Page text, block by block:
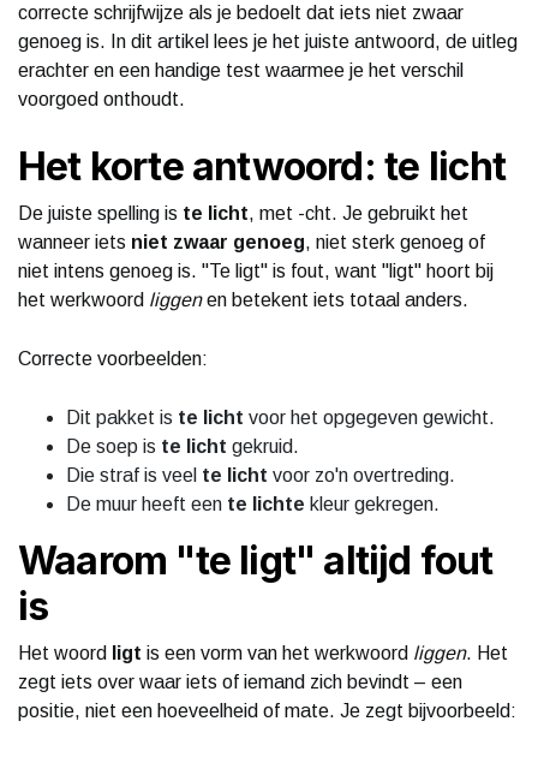
correcte schrijfwijze als je bedoelt dat iets niet zwaar
genoeg is. In dit artikel lees je het juiste antwoord, de uitleg
erachter en een handige test waarmee je het verschil
voorgoed onthoudt.
Het korte antwoord: te licht
De juiste spelling is te licht, met -cht. Je gebruikt het
wanneer iets niet zwaar genoeg, niet sterk genoeg of
niet intens genoeg is. "Te ligt" is fout, want "ligt" hoort bij
het werkwoord liggenen betekent iets totaal anders.
Correcte voorbeelden:
Dit pakket is te licht voor het opgegeven gewicht.
De soep is te licht gekruid.
Die straf is veel te licht voor zo'n overtreding.
De muur heeft een te lichte kleur gekregen.
Waarom "te ligt" altijd fout
is
Het woord ligt is een vorm van het werkwoord liggen. Het
zegt iets over waar iets of iemand zich bevindt – een
positie, niet een hoeveelheid of mate. Je zegt bijvoorbeeld: